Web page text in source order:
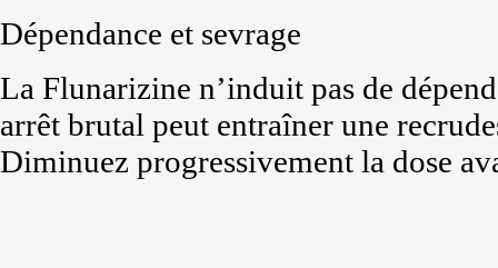
Dépendance et sevrage
La Flunarizine n’induit pas de
arrêt brutal peut entraîner une
Diminuez progressivement la dose